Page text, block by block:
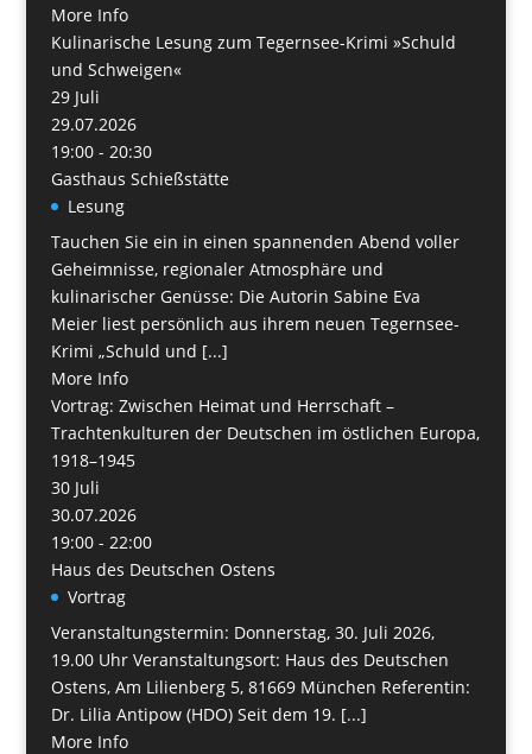
More Info
Kulinarische Lesung zum Tegernsee-Krimi »Schuld
und Schweigen«
29 Juli
29.07.2026
19:00 - 20:30
Gasthaus Schießstätte
Lesung
Tauchen Sie ein in einen spannenden Abend voller
Geheimnisse, regionaler Atmosphäre und
kulinarischer Genüsse: Die Autorin Sabine Eva
Meier liest persönlich aus ihrem neuen Tegernsee-
Krimi „Schuld und [...]
More Info
Vortrag: Zwischen Heimat und Herrschaft –
Trachtenkulturen der Deutschen im östlichen Europa,
1918–1945
30 Juli
30.07.2026
19:00 - 22:00
Haus des Deutschen Ostens
Vortrag
Veranstaltungstermin: Donnerstag, 30. Juli 2026,
19.00 Uhr Veranstaltungsort: Haus des Deutschen
Ostens, Am Lilienberg 5, 81669 München Referentin:
Dr. Lilia Antipow (HDO) Seit dem 19. [...]
More Info